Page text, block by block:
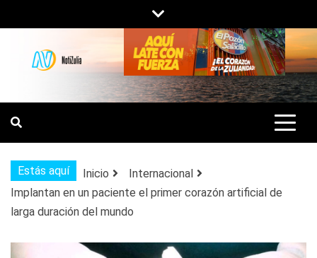
al
contenido
NOTIZULIA
NOTICIAS DEL ZULIA, VENEZUELA Y
DE INTERÉS GENERAL.
Estás aquí Inicio
Internacional
Implantan en un paciente el primer corazón artificial de
larga duración del mundo